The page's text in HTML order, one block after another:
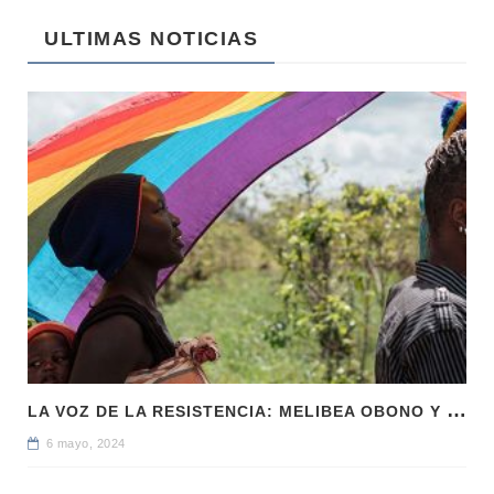
ULTIMAS NOTICIAS
L
A VOZ DE LA RESISTENCIA: MELIBEA OBONO Y LA LUCHA LGTBI EN GUINEA ECUATORIAL
6 mayo, 2024